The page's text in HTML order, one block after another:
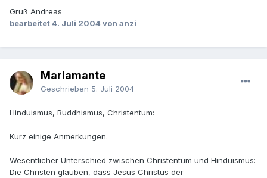
Gruß Andreas
bearbeitet4. Juli 2004 von anzi
Mariamante
Geschrieben 5. Juli 2004
Hinduismus, Buddhismus, Christentum:
Kurz einige Anmerkungen.
Wesentlicher Unterschied zwischen Christentum und Hinduismus:
Die Christen glauben, dass Jesus Christus der